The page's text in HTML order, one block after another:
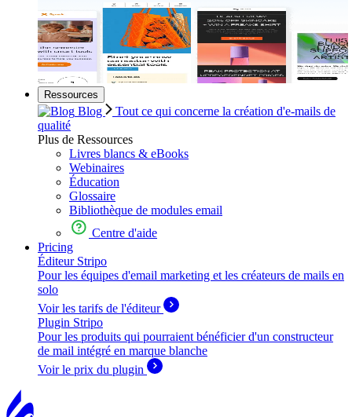
Ressources
Blog
Tout ce qui concerne la création d'e-mails de
qualité
Plus de Ressources
Livres blancs & eBooks
Webinaires
Éducation
Glossaire
Bibliothèque de modules email
Centre d'aide
Pricing
Éditeur Stripo
Pour les équipes d'email marketing et les créateurs de mails en
solo
Voir les tarifs de l'éditeur
Plugin Stripo
Pour les produits qui pourraient bénéficier d'un constructeur
de mail intégré en marque blanche
Voir le prix du plugin